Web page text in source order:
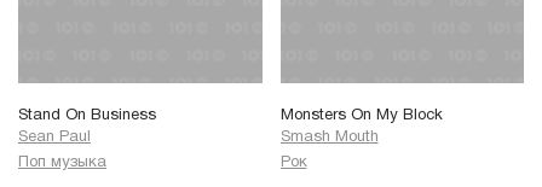
Stand On Business
Sean Paul
Поп музыка
Monsters On My Block
Smash Mouth
Рок